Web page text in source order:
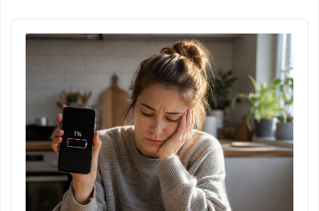
Audio
Player